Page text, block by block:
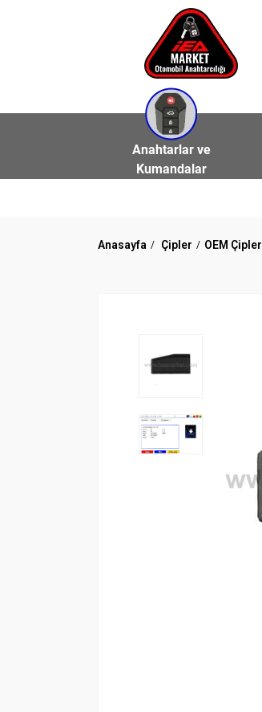
Anahtarlar ve
Kumandalar
Anasayfa Çipler OEM Çipler